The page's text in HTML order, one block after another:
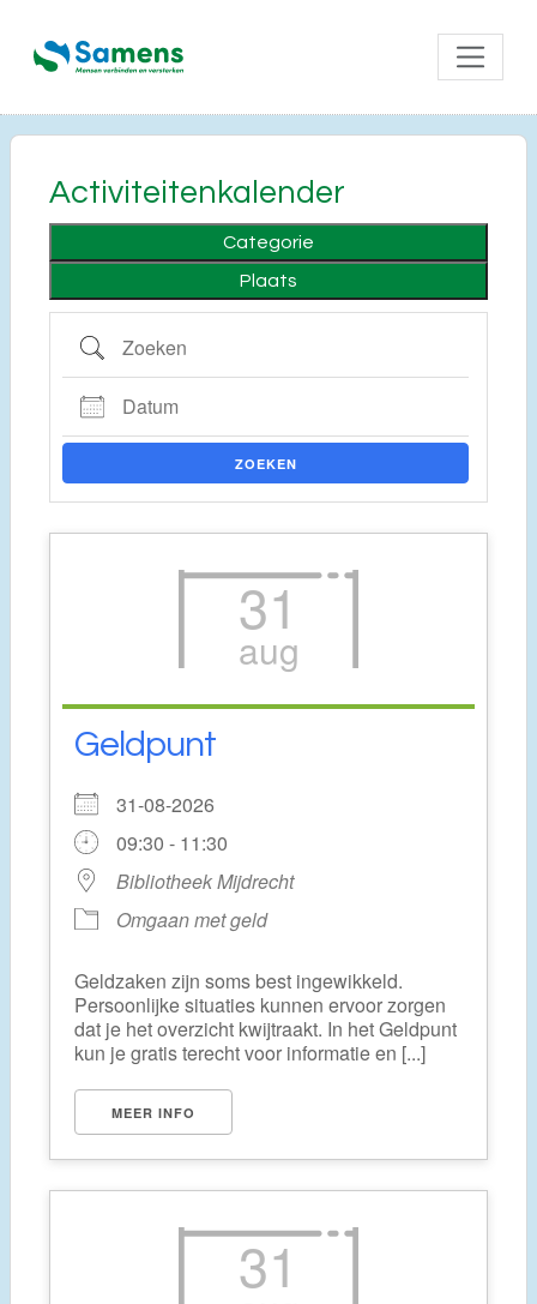
Activiteitenkalender
Categorie
Plaats
Zoeken
Datum
ZOEKEN
31
aug
Geldpunt
31-08-2026
09:30 - 11:30
Bibliotheek Mijdrecht
Omgaan met geld
Geldzaken zijn soms best ingewikkeld.
Persoonlijke situaties kunnen ervoor zorgen
dat je het overzicht kwijtraakt. In het Geldpunt
kun je gratis terecht voor informatie en [...]
MEER INFO
31